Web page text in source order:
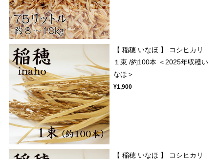
【 稲穂 いなほ 】 コシヒカリ
１束 /約100本 ＜2025年収穫い
なほ＞
¥1,900
【 稲穂 いなほ 】 コシヒカリ